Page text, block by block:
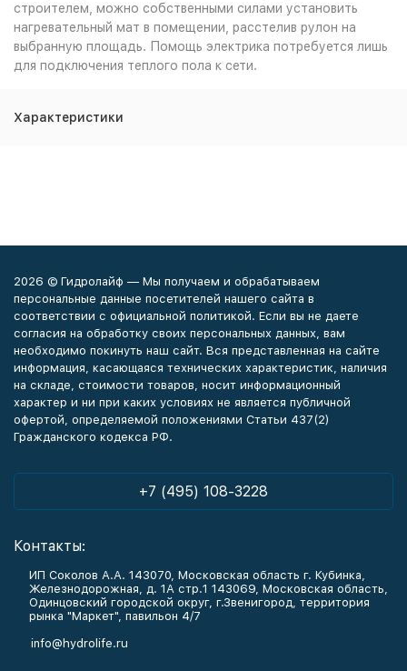
строителем, можно собственными силами установить
нагревательный мат в помещении, расстелив рулон на
выбранную площадь. Помощь электрика потребуется лишь
для подключения теплого пола к сети.
Характеристики
2026 © Гидролайф — Мы получаем и обрабатываем
персональные данные посетителей нашего сайта в
соответствии с официальной политикой. Если вы не даете
согласия на обработку своих персональных данных, вам
необходимо покинуть наш сайт. Вся представленная на сайте
информация, касающаяся технических характеристик, наличия
на складе, стоимости товаров, носит информационный
характер и ни при каких условиях не является публичной
офертой, определяемой положениями Статьи 437(2)
Гражданского кодекса РФ.
+7 (495) 108-3228
Контакты:
ИП Соколов А.А. 143070, Московская область г. Кубинка,
Железнодорожная, д. 1А стр.1 143069, Московская область,
Одинцовский городской округ, г.Звенигород, территория
рынка "Маркет", павильон 4/7
info@hydrolife.ru